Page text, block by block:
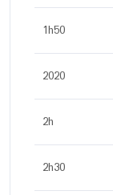
1h50
2020
2h
2h30